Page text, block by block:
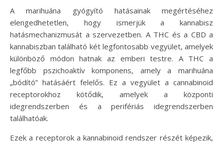
A marihuána gyógyító hatásainak megértéséhez
elengedhetetlen, hogy ismerjük a kannabisz
hatásmechanizmusát a szervezetben. A THC és a CBD a
kannabiszban található két legfontosabb vegyület, amelyek
különböző módon hatnak az emberi testre. A THC a
legfőbb pszichoaktív komponens, amely a marihuána
„bódító” hatásáért felelős. Ez a vegyület a cannabinoid
receptorokhoz kötődik, amelyek a központi
idegrendszerben és a perifériás idegrendszerben
találhatóak.
Ezek a receptorok a kannabinoid rendszer részét képezik,